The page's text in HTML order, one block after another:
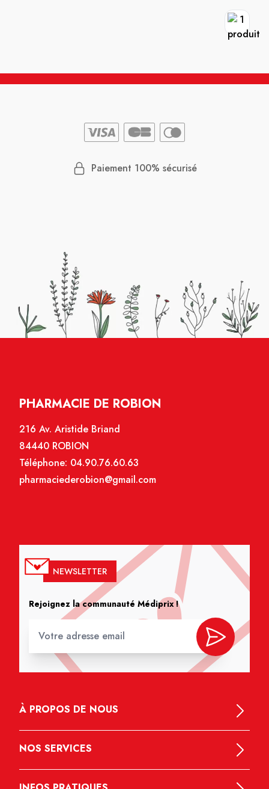
Paiement 100% sécurisé
PHARMACIE DE ROBION
216 Av. Aristide Briand
84440 ROBION
Téléphone: 04.90.76.60.63
pharmaciederobion@gmail.com
NEWSLETTER
Rejoignez la communauté Médiprix !
À PROPOS DE NOUS
NOS SERVICES